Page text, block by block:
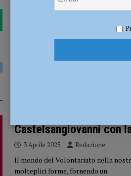
controlli a tappeto dei carabinieri: sette
Castelsangiovanni con
3 Aprile 2025 Redazione
Il mondo del Volontariato nella
molteplici forme, fornendo un